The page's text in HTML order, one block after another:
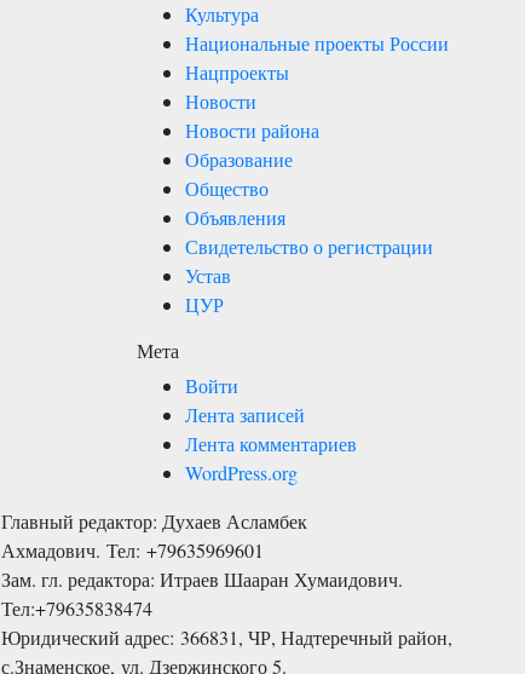
Культура
Национальные проекты России
Нацпроекты
Новости
Новости района
Образование
Общество
Объявления
Свидетельство о регистрации
Устав
ЦУР
Мета
Войти
Лента записей
Лента комментариев
WordPress.org
Главный редактор: Духаев Асламбек
Ахмадович. Тел: +79635969601
Зам. гл. редактора: Итраев Шааран Хумаидович.
Тел:+79635838474
Юридический адрес: 366831, ЧР, Надтеречный район,
с.Знаменское, ул. Дзержинского 5.